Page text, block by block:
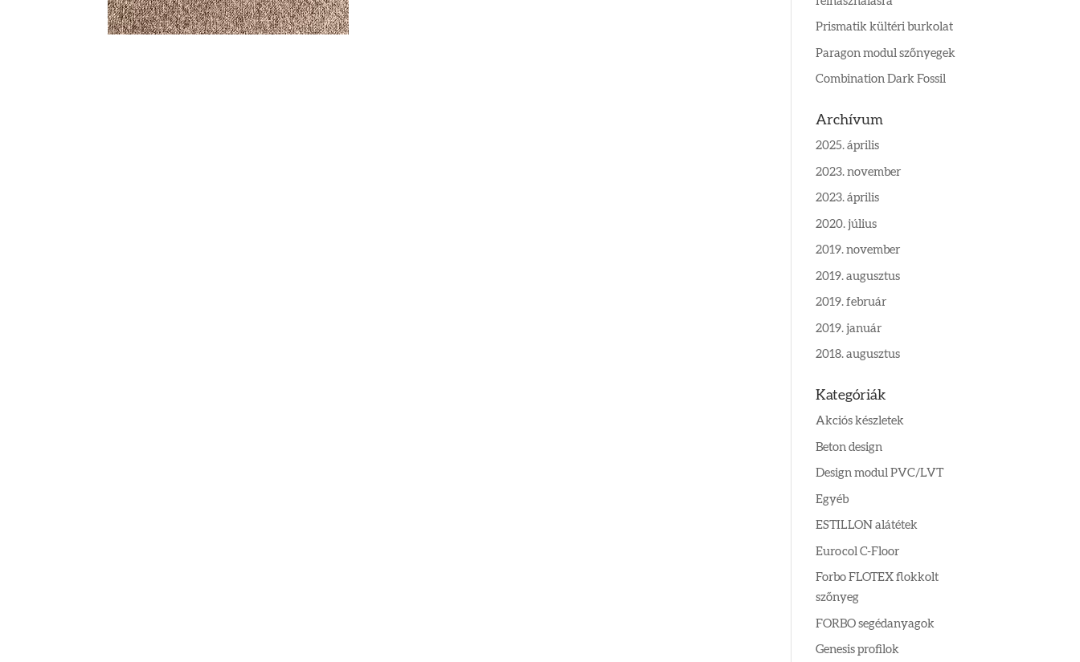
Prismatik kültéri burkolat
Paragon modul szőnyegek
Combination Dark Fossil
Archívum
2025. április
2023. november
2023. április
2020. július
2019. november
2019. augusztus
2019. február
2019. január
2018. augusztus
Kategóriák
Akciós készletek
Beton design
Design modul PVC/LVT
Egyéb
ESTILLON alátétek
Eurocol C-Floor
Forbo FLOTEX flokkolt
szőnyeg
FORBO segédanyagok
Genesis profilok